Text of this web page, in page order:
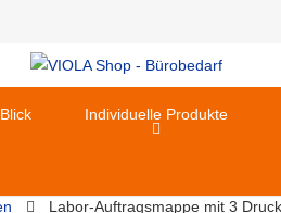
Individuelle Produkte
Labor-Auftragsmappe mit 3